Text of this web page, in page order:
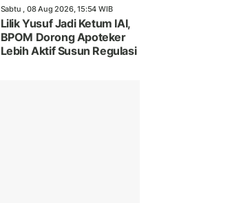
Sabtu , 08 Aug 2026, 15:54 WIB
Lilik Yusuf Jadi Ketum IAI,
BPOM Dorong Apoteker
Lebih Aktif Susun Regulasi